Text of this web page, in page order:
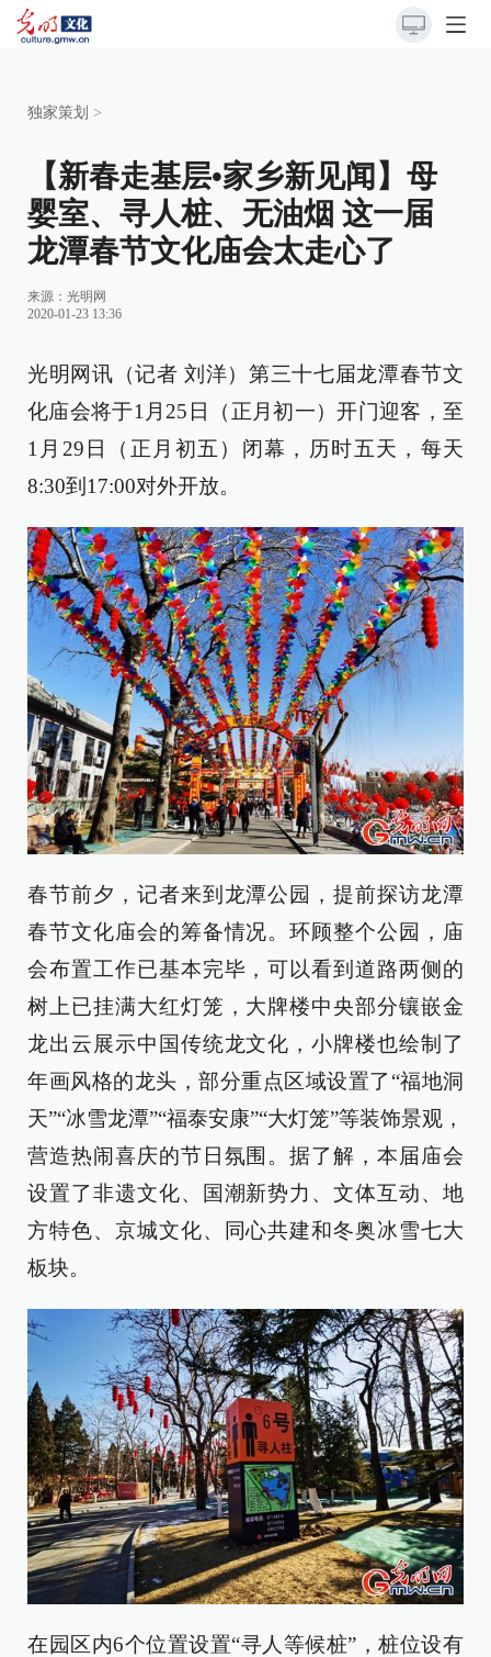
独家策划 >
【新春走基层•家乡新见闻】母
婴室、寻人桩、无油烟 这一届
龙潭春节文化庙会太走心了
来源： 光明网
2020-01-23 13:36
光明网讯（记者 刘洋）第三十七届龙潭春节文
化庙会将于1月25日（正月初一）开门迎客，至
1月29日（正月初五）闭幕，历时五天，每天
8:30到17:00对外开放。
春节前夕，记者来到龙潭公园，提前探访龙潭
春节文化庙会的筹备情况。环顾整个公园，庙
会布置工作已基本完毕，可以看到道路两侧的
树上已挂满大红灯笼，大牌楼中央部分镶嵌金
龙出云展示中国传统龙文化，小牌楼也绘制了
年画风格的龙头，部分重点区域设置了“福地洞
天”“冰雪龙潭”“福泰安康”“大灯笼”等装饰景观，
营造热闹喜庆的节日氛围。据了解，本届庙会
设置了非遗文化、国潮新势力、文体互动、地
方特色、京城文化、同心共建和冬奥冰雪七大
板块。
在园区内6个位置设置“寻人等候桩”，桩位设有